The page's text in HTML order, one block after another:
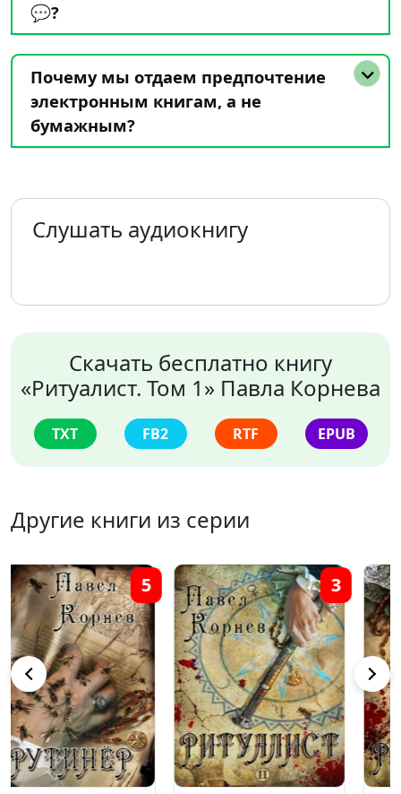
💬?
Почему мы отдаем предпочтение
электронным книгам, а не
бумажным?
Слушать аудиокнигу
Скачать бесплатно книгу
«Ритуалист. Том 1» Павла Корнева
TXT FB2 RTF EPUB
Другие книги из серии
1 4